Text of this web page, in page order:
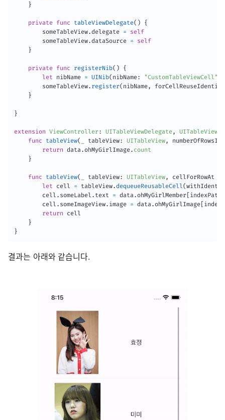
}
private func tableViewDelegate( )
{
        someTableView
.delegate =
self
        someTableView
.dataSource =
self
}
private func registerNib( )
{
let nibName = UINib( nibName: "CustomTableViewCell"
        someTableView
. register( nibName,
}
}
extension ViewController: UITableViewDelegate,
func
tableView( tableView: UITableView,
return data . ohMyGirlImage. count
}
func tableView( tableView: UITableView,
cellForRowAt
let cell = tableView.dequeueReusableCell (
        cell
. someLabel . text = data . ohMyGirlMember[indexPath
        cell
. someImageView. image = data . ohMyGirlImage[
return cell
}
}
결과는 아래와 같습니다.